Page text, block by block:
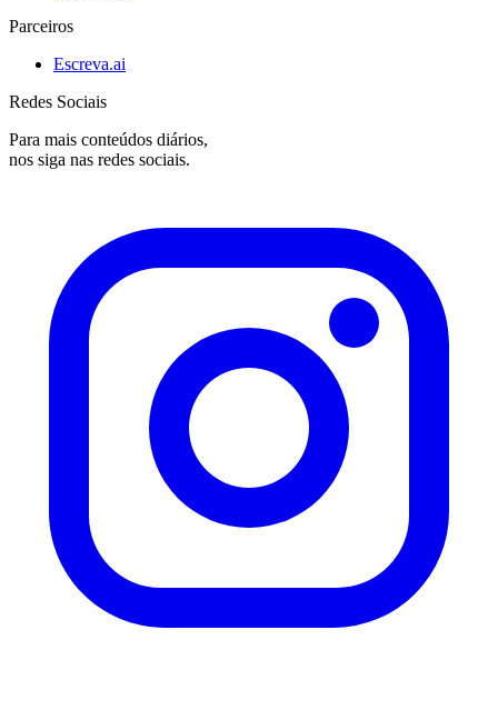
Parceiros
Escreva.ai
Redes Sociais
Para mais conteúdos diários,
nos siga nas redes sociais.